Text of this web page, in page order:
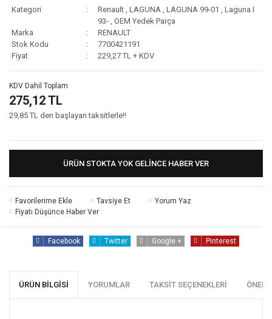
Kategori Renault LAGUNA LAGUNA 99-01
Laguna I
93- OEM Yedek Parça
Marka
RENAULT
Stok Kodu
7700421191
Fiyat
229,27 TL + KDV
KDV Dahil Toplam
275,12 TL
29,85 TL den başlayan taksitlerle!!
ÜRÜN STOKTA YOK GELINCE HABER VER
Tavsiye Et
Yorum Yaz
Fiyatı Düşünce Haber Ver
Facebook Twitter Google + Pinterest
ÜRÜN BILGISI YORUMLAR TAKSIT SEÇENEKLERI